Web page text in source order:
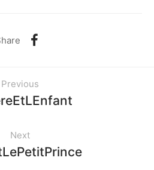
Previous
Next